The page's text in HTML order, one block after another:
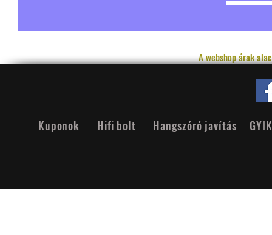
A webshop árak
Hifi bolt
Kuponok Hangszóró javítás GYIK